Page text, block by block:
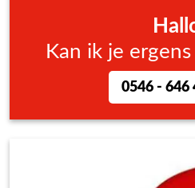
Kan ik je
0546 - 646